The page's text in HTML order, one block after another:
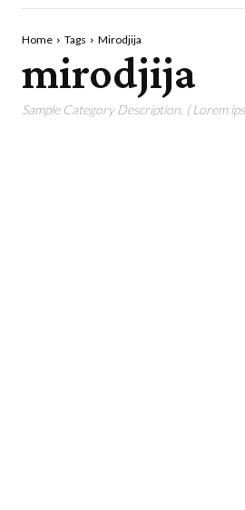
Home Tags Mirodjija
mirodjija
Sample Category Description. ( Lorem